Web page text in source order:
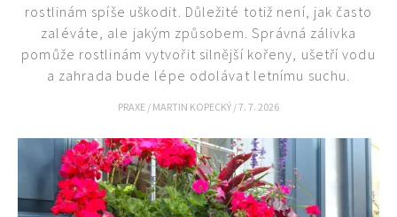
rostlinám spíše uškodit. Důležité totiž není, jak často
zaléváte, ale jakým způsobem. Správná zálivka
pomůže rostlinám vytvořit silnější kořeny, ušetří vodu
a zahrada bude lépe odolávat letnímu suchu.
PRAXE / MARTIN KOPECKÝ /7. 7. 2026